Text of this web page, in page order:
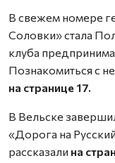
В свежем номере
Соловки» стала
клуба
Познакомиться с
на странице 17.
В Вельске
«Дорога на
рассказали на